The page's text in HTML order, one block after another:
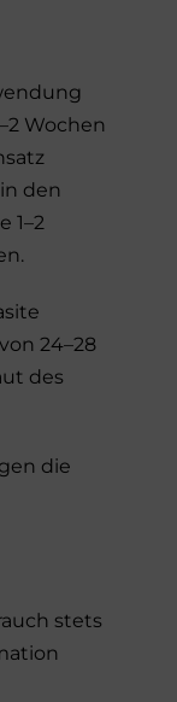
Wochen
den
1–2
24–28
des
die
stets